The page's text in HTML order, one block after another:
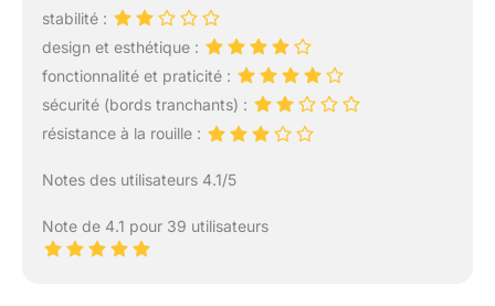
stabilité :
design et esthétique :
fonctionnalité et praticité :
sécurité (bords tranchants) :
résistance à la rouille :
Notes des utilisateurs 4.1/5
Note de 4.1 pour 39 utilisateurs